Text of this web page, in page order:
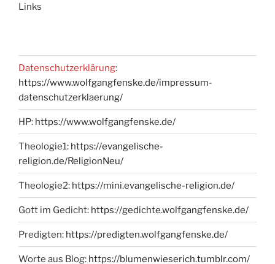
Links
Datenschutzerklärung:
https://www.wolfgangfenske.de/impressum-
datenschutzerklaerung/
HP: https://www.wolfgangfenske.de/
Theologie1: https://evangelische-
religion.de/ReligionNeu/
Theologie2: https://mini.evangelische-religion.de/
Gott im Gedicht: https://gedichte.wolfgangfenske.de/
Predigten: https://predigten.wolfgangfenske.de/
Worte aus Blog: https://blumenwieserich.tumblr.com/